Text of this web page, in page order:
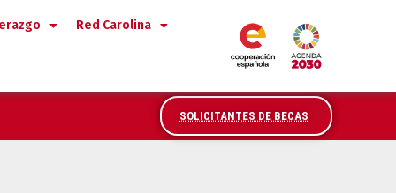
Red Carolina
SOLICITANTES DE BECAS